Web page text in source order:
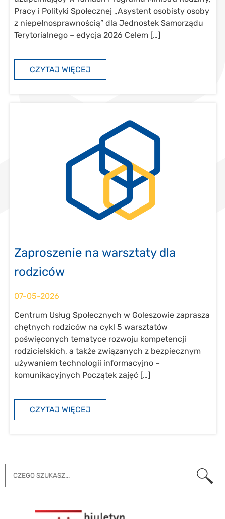
Pracy i Polityki Społecznej „Asystent osobisty osoby
z niepełnosprawnością” dla Jednostek Samorządu
Terytorialnego – edycja 2026 Celem […]
CZYTAJ WIĘCEJ
Zaproszenie na warsztaty dla
rodziców
07-05-2026
Centrum Usług Społecznych w Goleszowie zaprasza
chętnych rodziców na cykl 5 warsztatów
poświęconych tematyce rozwoju kompetencji
rodzicielskich, a także związanych z bezpiecznym
używaniem technologii informacyjno –
komunikacyjnych Początek zajęć […]
CZYTAJ WIĘCEJ